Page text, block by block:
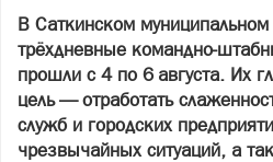
В Саткинском
трёхдневные
прошли с 4 по 6 августа. Их
цель — отработать
служб и городских
чрезвычайных ситуаций, а